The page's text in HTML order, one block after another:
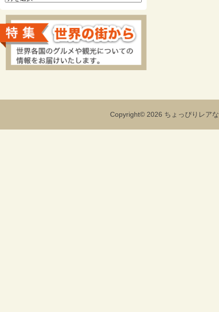
Copyright© 2026 ちょっぴりレ